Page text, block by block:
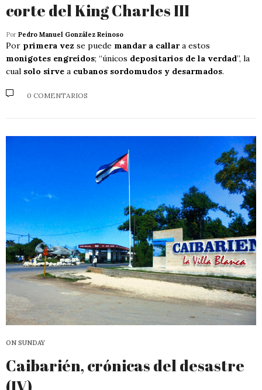
corte del King Charles III
Por Pedro Manuel González Reinoso
Por primera vez se puede mandar a callara estos
monigotes engreídos; “únicos depositarios de la verdad”, la
cual solo sirve a cubanos sordomudos y desarmados.
0 COMENTARIOS
ON SUNDAY
Caibarién, crónicas del desastre